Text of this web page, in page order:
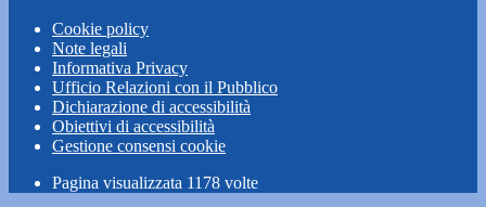
Cookie policy
Note legali
Informativa Privacy
Ufficio Relazioni con il Pubblico
Dichiarazione di accessibilità
Obiettivi di accessibilità
Gestione consensi cookie
Pagina visualizzata 1178 volte